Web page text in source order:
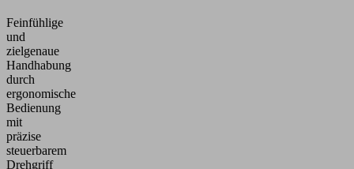
Feinfühlige
und
zielgenaue
Handhabung
durch
ergonomische
Bedienung
mit
präzise
steuerbarem
Drehgriff